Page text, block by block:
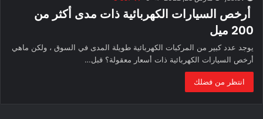
أرخص السيارات الكهربائية ذات مدى أكثر من
200 ميل
يوجد عدد كبير من المركبات الكهربائية طويلة المدى في السوق ، ولكن ماهي
أرخص السيارات الكهربائية ذات أسعار معقولة؟ قبل…
انتظر من فضلك